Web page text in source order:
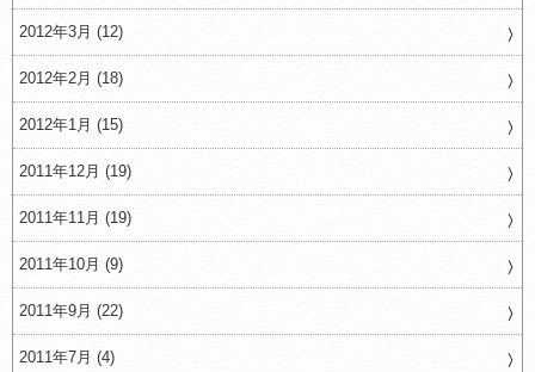
2012年3月 (12)
2012年2月 (18)
2012年1月 (15)
2011年12月 (19)
2011年11月 (19)
2011年10月 (9)
2011年9月 (22)
2011年7月 (4)